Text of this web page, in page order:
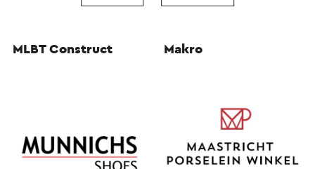
MLBT Construct Makro